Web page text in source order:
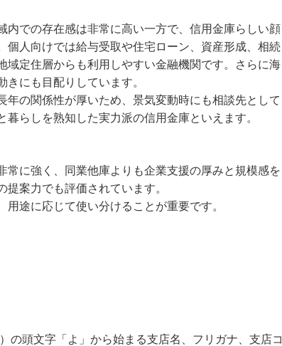
での存在感は非常に高い一方で、信用金庫らしい顔
人向けでは給与受取や住宅ローン、資産形成、相続
定住層からも利用しやすい金融機関です。さらに海
にも目配りしています。
の関係性が厚いため、景気変動時にも相談先として
らしを熟知した実力派の信用金庫といえます。
に強く、同業他庫よりも企業支援の厚みと規模感を
案力でも評価されています。
途に応じて使い分けることが重要です。
の頭文字「よ」から始まる支店名、フリガナ、支店コ